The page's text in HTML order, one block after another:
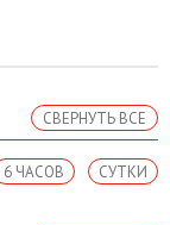
СВЕРНУТЬ ВСЕ
СУТКИ
6 ЧАСОВ